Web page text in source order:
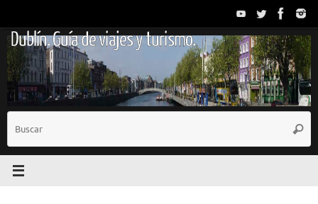
contenido
Dublín. Guía de viajes y turismo.